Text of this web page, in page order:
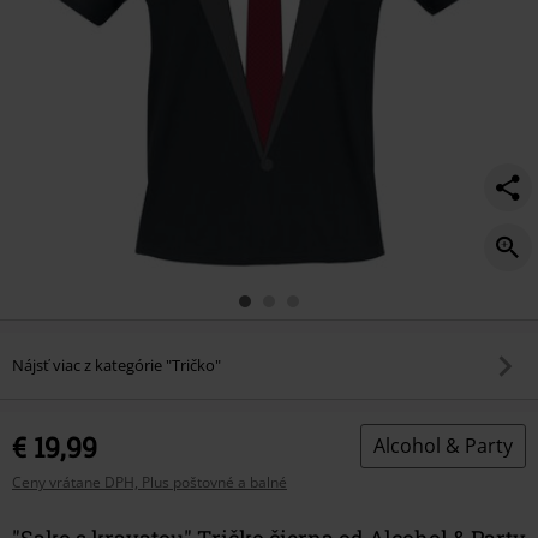
Nájsť viac z kategórie "Tričko"
€ 19,99
Ceny vrátane DPH, Plus poštovné a balné
Alcohol & Party